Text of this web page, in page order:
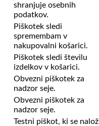
shranjuje osebnih
podatkov.
Piškotek sledi
spremembam v
nakupovalni košarici.
Piškotek sledi številu
izdelkov v košarici.
Obvezni piškotek za
nadzor seje.
Obvezni piškotek za
nadzor seje.
Testni piškot, ki se